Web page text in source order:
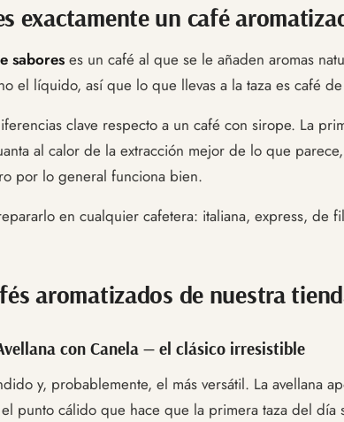
exactamente un café
sabores es un café al que se le añaden aromas
el líquido, así que lo que llevas a la taza es café
clave respecto a un café con sirope. La
al calor de la extracción mejor de lo que
por lo general funciona bien.
en cualquier cafetera: italiana, express, de
aromatizados de nuestra
con Canela — el clásico irresistible
y, probablemente, el más versátil. La avellana
punto cálido que hace que la primera taza del